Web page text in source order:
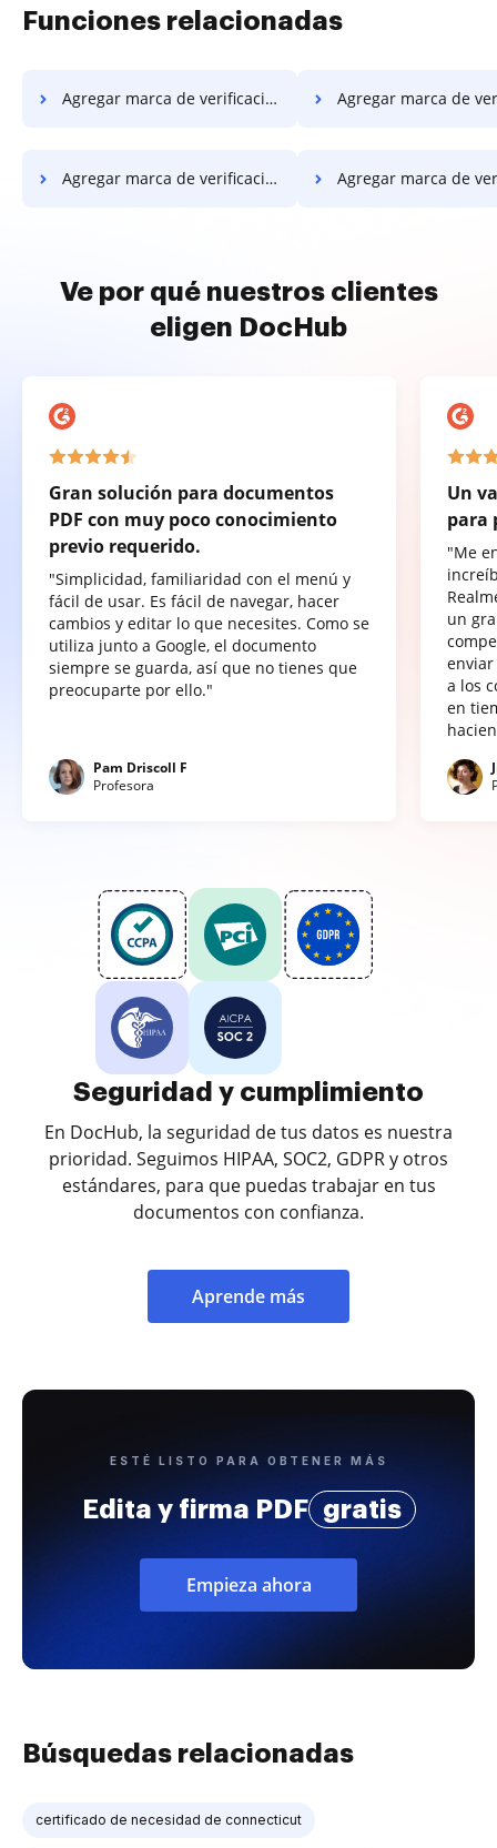
Funciones relacionadas
Agregar marca de verificación en PDF en OnePlus Agregar marca de verificación en
Agregar marca de verificación en PDF en el sistema operativo móvil de Microsoft Agregar marca de verificación en PDF
Ve por qué nuestros clientes
eligen DocHub
Gran solución para documentos
PDF con muy poco conocimiento
previo requerido.
"Simplicidad, familiaridad con el menú y
fácil de usar. Es fácil de navegar, hacer
cambios y editar lo que necesites. Como se
utiliza junto a Google, el documento
siempre se guarda, así que no tienes que
preocuparte por ello."
Pam Driscoll F
Profesora
Un
para
"Me
un
a los
en
Seguridad y cumplimiento
En DocHub, la seguridad de tus datos es nuestra
prioridad. Seguimos HIPAA, SOC2, GDPR y otros
estándares, para que puedas trabajar en tus
documentos con confianza.
Aprende más
ESTÉ LISTO PARA OBTENER MÁS
Edita y firma PDF gratis
Empieza ahora
Búsquedas relacionadas
certificado de necesidad de connecticut